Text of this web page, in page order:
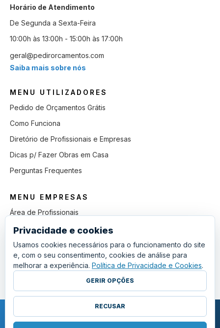
Horário de Atendimento
De Segunda a Sexta-Feira
10:00h às 13:00h - 15:00h às 17:00h
geral@pedirorcamentos.com
Saiba mais sobre nós
MENU UTILIZADORES
Pedido de Orçamentos Grátis
Como Funciona
Diretório de Profissionais e Empresas
Dicas p/ Fazer Obras em Casa
Perguntas Frequentes
MENU EMPRESAS
Área de Profissionais
Como Funciona
Lista de Pedidos em Aberto
Como Ganhar mais Obras
Perguntas Frequentes
COPYRIGHT © 2011 - 2026 SGSI. TODOS OS DIREITOS RESERVADOS.
Privacidade e cookies
Usamos cookies necessários para o funcionamento do site
e, com o seu consentimento, cookies de análise para
melhorar a experiência. Política de Privacidade e Cookies.
GERIR OPÇÕES
RECUSAR